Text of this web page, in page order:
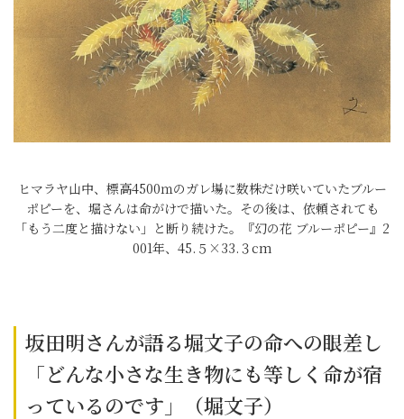
ヒマラヤ山中、標高4500ｍのガレ場に数株だけ咲いていたブルー
ポピーを、堀さんは命がけで描いた。その後は、依頼されても
「もう二度と描けない」と断り続けた。『幻の花 ブルーポピー』2
001年、45.５×33.３cm
坂田明さんが語る堀文子の命への眼差し
「どんな小さな生き物にも等しく命が宿
っているのです」（堀文子）